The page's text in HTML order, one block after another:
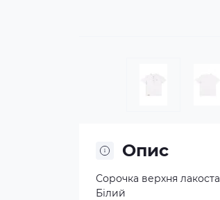
Опис
Сорочка верхня
Білий